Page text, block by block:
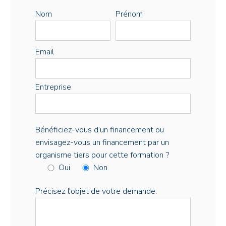
Nom Prénom
Email
Entreprise
Bénéficiez-vous d’un financement ou
envisagez-vous un financement par un
organisme tiers pour cette formation ?
Oui
Non
Précisez l'objet de votre demande: